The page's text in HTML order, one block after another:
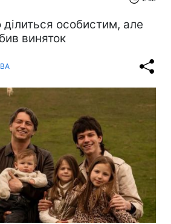
ділиться особистим, але
виняток